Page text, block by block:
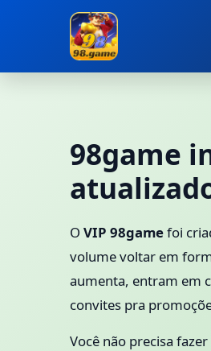
98game
O VIP 98gamefoi
volume voltar em
aumenta, entram em
convites pra
Você não precisa